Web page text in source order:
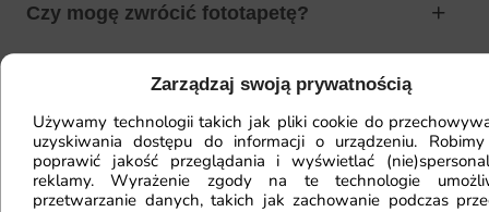
Zarządzaj swoją prywatnością
Używamy technologii takich jak pliki cookie do
uzyskiwania dostępu do informacji o urządzeniu.
poprawić jakość przeglądania i wyświetlać
reklamy. Wyrażenie zgody na te technologie
przetwarzanie danych, takich jak zachowanie podczas
Czy mogę zwrócić fototapetę?
przygotować ścianę?